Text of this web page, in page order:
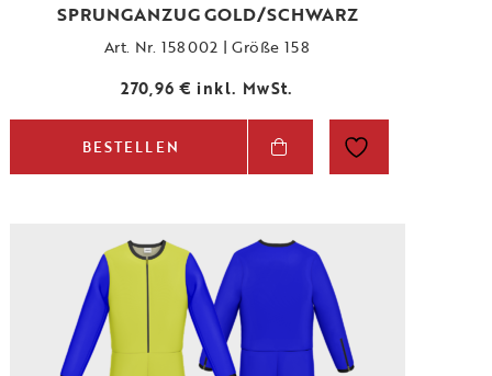
SPRUNGANZUG GOLD/SCHWARZ
Art. Nr. 158002 | Größe 158
270,96€ inkl. MwSt.
BESTELLEN